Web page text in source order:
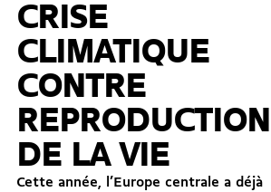
CRISE
CLIMATIQUE
CONTRE
REPRODUCTION
DE LA VIE
Cette année, l’Europe centrale a déjà